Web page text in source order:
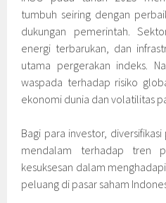
tumbuh seiring dengan
dukungan pemerintah.
energi terbarukan, dan
utama pergerakan indeks.
waspada terhadap risiko
ekonomi dunia dan volatilitas
Bagi para investor,
mendalam terhadap tren
kesuksesan dalam
peluang di pasar saham